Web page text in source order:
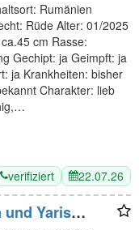
Rumänien
Rüde Alter: 01/2025
cm Rasse:
Gechipt: ja Geimpft: ja
ja Krankheiten: bisher
Charakter: lieb
verifiziert 22.07.26
und Yaris